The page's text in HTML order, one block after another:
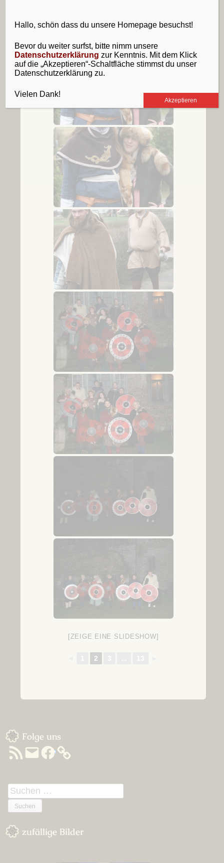
[ZEIGE EINE SLIDESHOW]
2
Sidebar
Folge uns
RSS-
Feed
E-
Mail
Facebook
Suchen
nach:
zufällige Bilder
Hallo, schön dass du unsere Homepage besuchst!
Bevor du weiter surfst, bitte nimm unsere
Datenschutzerklärung zur Kenntnis. Mit dem Klick
auf die „Akzeptieren“-Schaltfläche stimmst du unser
Datenschutzerklärung zu.
Vielen Dank!
Akzeptieren